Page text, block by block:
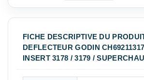
FICHE DESCRIPTIVE DU
DEFLECTEUR GODIN
INSERT 3178 / 3179 /